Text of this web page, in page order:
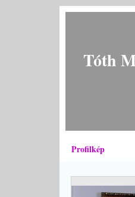
Tóth
Profilkép